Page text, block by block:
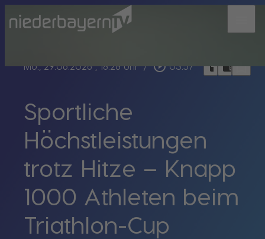
Mo., 29.06.2026, 18:28 Uhr / play_circle_outline 03:57 headphoneschrome_reader_modebookmark_border
Sportliche
Höchstleistungen
trotz Hitze – Knapp
1000 Athleten beim
Triathlon-Cup